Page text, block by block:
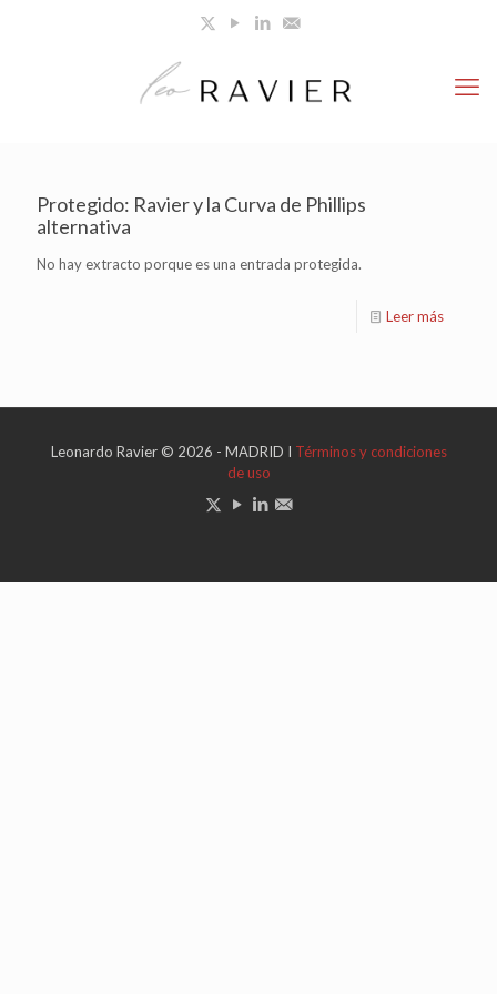
Protegido: Ravier y la Curva de Phillips
alternativa
No hay extracto porque es una entrada protegida.
Leer más
Leonardo Ravier © 2026 - MADRID I Términos y condiciones
de uso